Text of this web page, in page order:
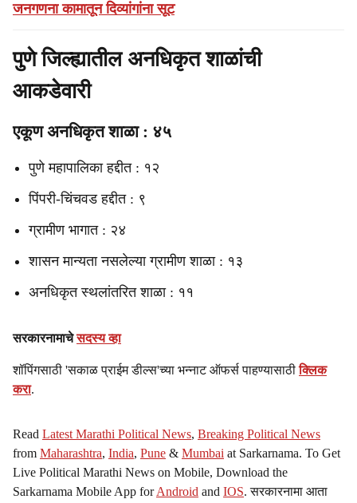
जनगणना कामातून दिव्यांगांना सूट
पुणे जिल्ह्यातील अनधिकृत शाळांची
आकडेवारी
एकूण अनधिकृत शाळा : ४५
पुणे महापालिका हद्दीत : १२
पिंपरी-चिंचवड हद्दीत : ९
ग्रामीण भागात : २४
शासन मान्यता नसलेल्या ग्रामीण शाळा : १३
अनधिकृत स्थलांतरित शाळा : ११
सरकारनामाचेसदस्य व्हा
शॉपिंगसाठी 'सकाळ प्राईम डील्स'च्या भन्नाट ऑफर्स पाहण्यासाठीक्लिक
करा.
Read Latest Marathi Political News, Breaking Political News
from Maharashtra, India, Pune & Mumbai at Sarkarnama. To Get
Live Political Marathi News on Mobile, Download the
Sarkarnama Mobile App forAndroid and IOS. सरकारनामा आता